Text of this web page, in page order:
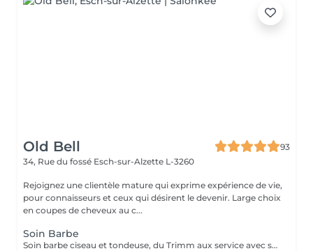
Old Bell
93
34, Rue du fossé Esch-sur-Alzette L-3260
Rejoignez une clientèle mature qui exprime expérience de vie,
pour connaisseurs et ceux qui désirent le devenir. Large choix
en coupes de cheveux au c...
Soin Barbe
Soin barbe ciseau et tondeuse, du Trimm aux service avec serviettes chaudes